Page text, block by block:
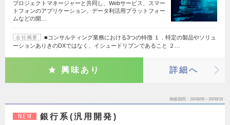
プロジェクトマネージャーと共同し、Webサービス、スマー
トフォンのアプリケーション、データ利活用プラットフォー
ムなどの開…
会社概要
■コンサルティング業務における3つの特徴 １．特定の製品やソリュ
ーションありきのDXではなく、イシュードリブンであること ２…
興味あり 詳細へ
掲載期間 26/08/06～26/08/19
NEW 銀行系(汎用開発)